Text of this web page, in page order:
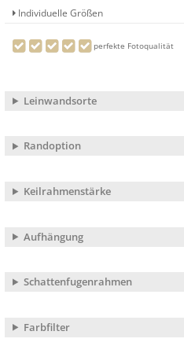
Individuelle Größen
perfekte Fotoqualität
Leinwandsorte
Randoption
Keilrahmenstärke
Aufhängung
Schattenfugenrahmen
Farbfilter